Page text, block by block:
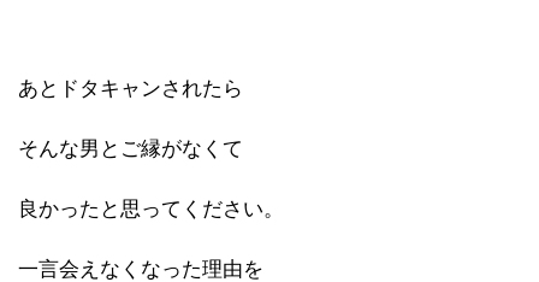
あとドタキャンされたら
そんな男とご縁がなくて
良かったと思ってください。
一言会えなくなった理由を